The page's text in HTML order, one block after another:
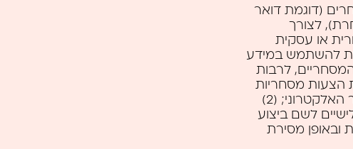
(דוגמת דואר
לצורך
או עסקית
להשתמש במידע
והמסחריים, לרבות
הצעות מסחריות
ו/או קורסים, באמצעות הדואר, הטלפון, הפקסימיליה או הדואר האלקטרוני; (2)
לשם ביצוע
ובאופן מסירת